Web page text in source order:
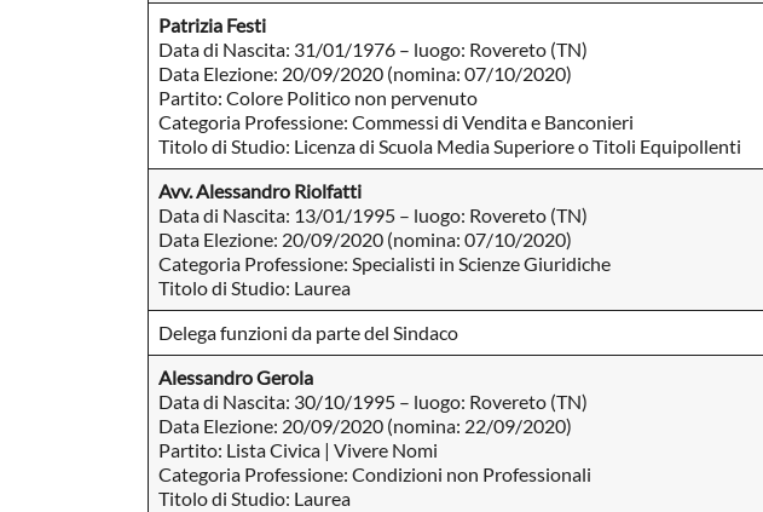
Patrizia Festi
Data di Nascita: 31/01/1976 – luogo: Rovereto (TN)
Data Elezione: 20/09/2020 (nomina: 07/10/2020)
Partito: Colore Politico non pervenuto
Categoria Professione: Commessi di Vendita e Banconieri
Titolo di Studio: Licenza di Scuola Media Superiore o Titoli Equipollenti
Avv. Alessandro Riolfatti
Data di Nascita: 13/01/1995 – luogo: Rovereto (TN)
Data Elezione: 20/09/2020 (nomina: 07/10/2020)
Categoria Professione: Specialisti in Scienze Giuridiche
Titolo di Studio: Laurea
Delega funzioni da parte del Sindaco
Alessandro Gerola
Data di Nascita: 30/10/1995 – luogo: Rovereto (TN)
Data Elezione: 20/09/2020 (nomina: 22/09/2020)
Partito: Lista Civica | Vivere Nomi
Categoria Professione: Condizioni non Professionali
Titolo di Studio: Laurea